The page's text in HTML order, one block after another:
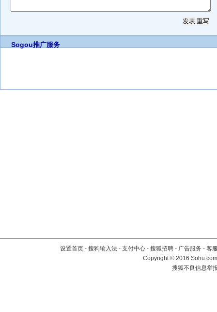
Sogou推广服务
设置首页 - 搜狗输入法 - 支付中心 - 搜狐招聘 - 广告服务 - 客
Copyright©2016
搜狐不良信息举